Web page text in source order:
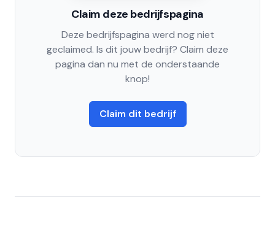
Claim deze bedrijfspagina
Deze bedrijfspagina werd nog niet
geclaimed. Is dit jouw bedrijf? Claim deze
pagina dan nu met de onderstaande
knop!
Claim dit bedrijf